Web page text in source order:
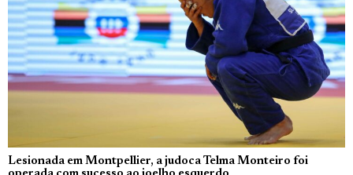
Lesionada em Montpellier, a judoca Telma Monteiro foi